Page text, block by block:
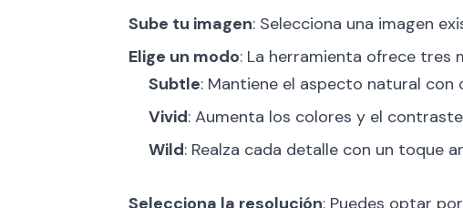
Sube tu imagen: Selecciona una imagen
Elige un modo: La herramienta ofrece tres
Subtle: Mantiene el aspecto natural
Vivid: Aumenta los colores y el
Wild: Realza cada detalle con un toque
Selecciona la resolución: Puedes optar